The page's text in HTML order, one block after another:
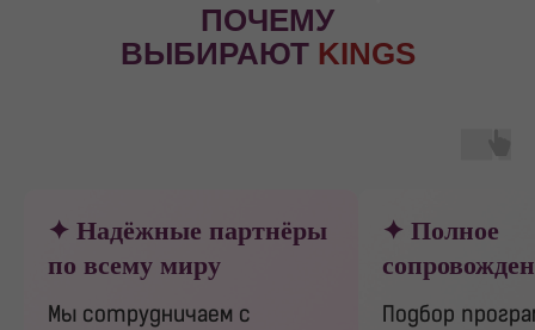
ПОЧЕМУ
ВЫБИРАЮТ KINGS
✦ Надёжные партнёры
по всему миру
Мы сотрудничаем с
✦ Полное
Подбор